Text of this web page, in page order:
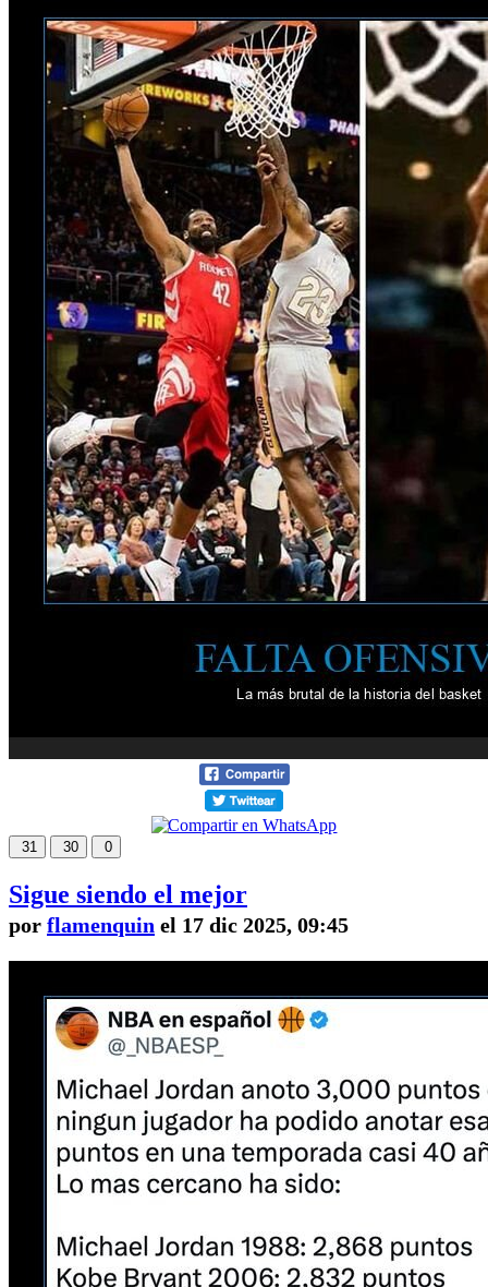
31 30 0
Sigue siendo el mejor
por flamenquin el 17 dic 2025, 09:45